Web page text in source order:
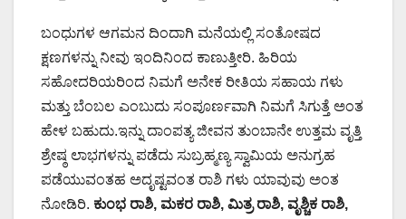
ಬಂಧುಗಳ ಆಗಮನ ದಿಂದಾಗಿ ಮನೆಯಲ್ಲಿ ಸಂತೋಷದ
ಕ್ಷಣಗಳನ್ನು ನೀವು ಇಂದಿನಿಂದ ಕಾಣುತ್ತೀರಿ. ಹಿರಿಯ
ಸಹೋದರಿಯರಿಂದ ನಿಮಗೆ ಅನೇಕ ರೀತಿಯ ಸಹಾಯ ಗಳು
ಮತ್ತು ಬೆಂಬಲ ಎಂಬುದು ಸಂಪೂರ್ಣವಾಗಿ ನಿಮಗೆ ಸಿಗುತ್ತೆ ಅಂತ
ಹೇಳ ಬಹುದು.ಇನ್ನು ದಾಂಪತ್ಯ ಜೀವನ ತುಂಬಾನೇ ಉತ್ತಮ ವೃತ್ತಿ
ಶ್ರೇಷ್ಠ ಲಾಭಗಳನ್ನು ಪಡೆದು ಸುಬ್ರಹ್ಮಣ್ಯ ಸ್ವಾಮಿಯ ಅನುಗ್ರಹ
ಪಡೆಯುವಂತಹ ಅದೃಷ್ಟವಂತ ರಾಶಿ ಗಳು ಯಾವುವು ಅಂತ
ನೋಡಿರಿ. ಕುಂಭ ರಾಶಿ, ಮಕರ ರಾಶಿ, ಮಿತ್ರ ರಾಶಿ, ವೃಶ್ಚಿಕ ರಾಶಿ,